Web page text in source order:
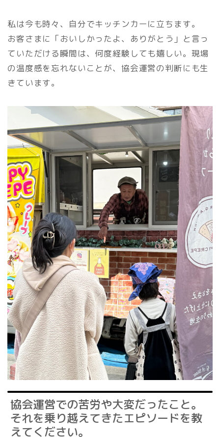
私は今も時々、自分でキッチンカーに立ちます。
お客さまに「おいしかったよ、ありがとう」と言っ
ていただける瞬間は、何度経験しても嬉しい。現場
の温度感を忘れないことが、協会運営の判断にも生
きています。
協会運営での苦労や大変だったこと。
それを乗り越えてきたエピソードを教
えてください。